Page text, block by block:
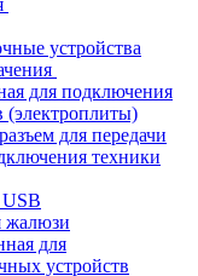
устройства
для подключения
(электроплиты)
для передачи
техники
жалюзи
для
устройств